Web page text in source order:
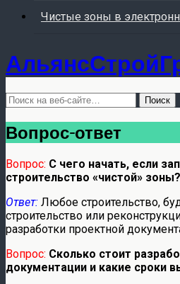
Вопрос-ответ
Вопрос: С чего начать, если
строительство «чистой» зоны?
Ответ: Любое строительство,
строительство или
разработки проектной
Вопрос: Сколько стоит
документации и какие сроки